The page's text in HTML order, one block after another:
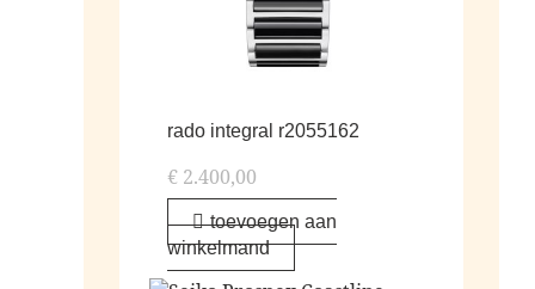
rado integral r2055162
€ 2.400,00
toevoegen aan
winkelmand